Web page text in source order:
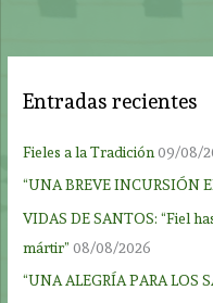
Entradas recientes
Fieles a la Tradición 09/08/
“UNA BREVE INCURSIÓN
VIDAS DE SANTOS: “Fiel
mártir” 08/08/2026
“UNA ALEGRÍA PARA LOS